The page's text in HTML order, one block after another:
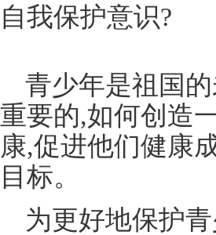
自我保护意识?
青少年是祖国
重要的,如何创造
康,促进他们健康
目标。
为更好地保护